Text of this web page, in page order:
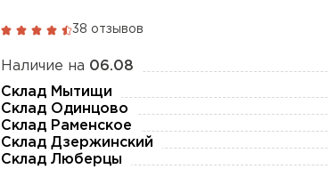
38 отзывов
Наличие на 06.08
Склад Мытищи
Склад Одинцово
Склад Раменское
Склад Дзержинский
Склад Люберцы
ПЕРЕЙТИ
Утеплитель Дирок
ПЕРЕЙТИ